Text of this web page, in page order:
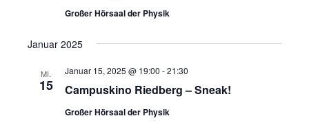
Großer Hörsaal der Physik
Januar 2025
MI.
15 Campuskino Riedberg – Sneak!
Januar 15, 2025 @ 19:00 -21:30
Großer Hörsaal der Physik